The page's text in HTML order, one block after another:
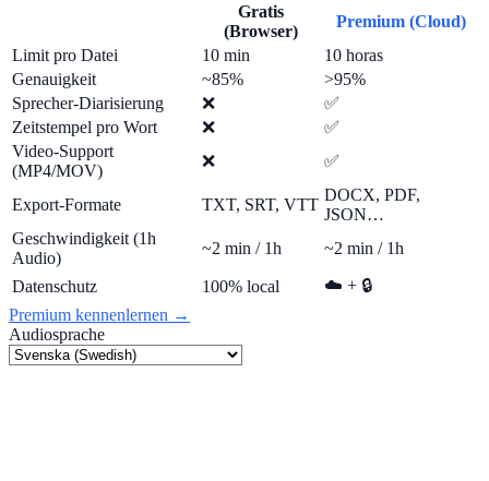
Gratis
(Browser)
Premium (Cloud)
Limit pro Datei
10 min
10 horas
Genauigkeit
~85%
>95%
Sprecher-Diarisierung
❌
✅
Zeitstempel pro Wort
❌
✅
Video-Support
(MP4/MOV)
❌ ✅
Export-Formate TXT, SRT, VTT
DOCX, PDF,
JSON…
Geschwindigkeit (1h
Audio)
~2 min / 1h ~2 min / 1h
Datenschutz 100% local
☁️ + 🔒
Premium kennenlernen →
Audiosprache